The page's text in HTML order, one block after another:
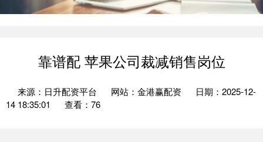
靠谱配 苹果公司裁减销售岗位
来源：日升配资平台 网站：金港赢配资
日期：2025-12-
14 18:35:01
查看：76